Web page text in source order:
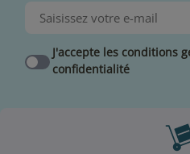
J'accepte les conditions
confidentialité